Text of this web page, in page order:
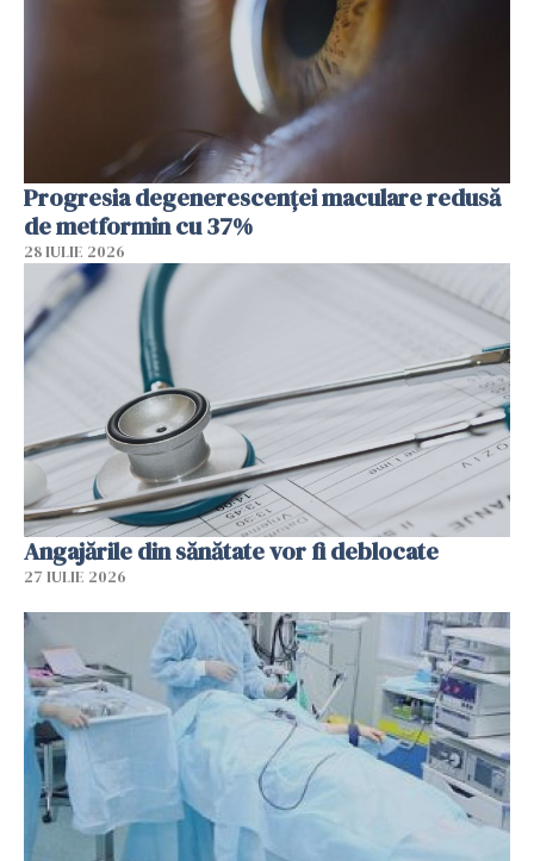
Progresia degenerescenței maculare redusă
de metformin cu 37%
28 IULIE 2026
Angajările din sănătate vor fi deblocate
27 IULIE 2026